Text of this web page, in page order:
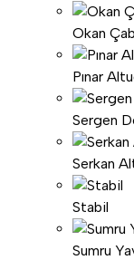
Okan
Pınar
Sergen
Serkan
Stabil
Sumru